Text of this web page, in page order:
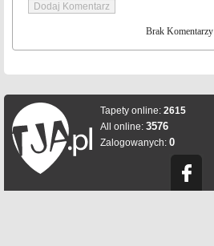
Brak Komentarzy
Tapety online: 2615
All online: 3576
Zalogowanych: 0